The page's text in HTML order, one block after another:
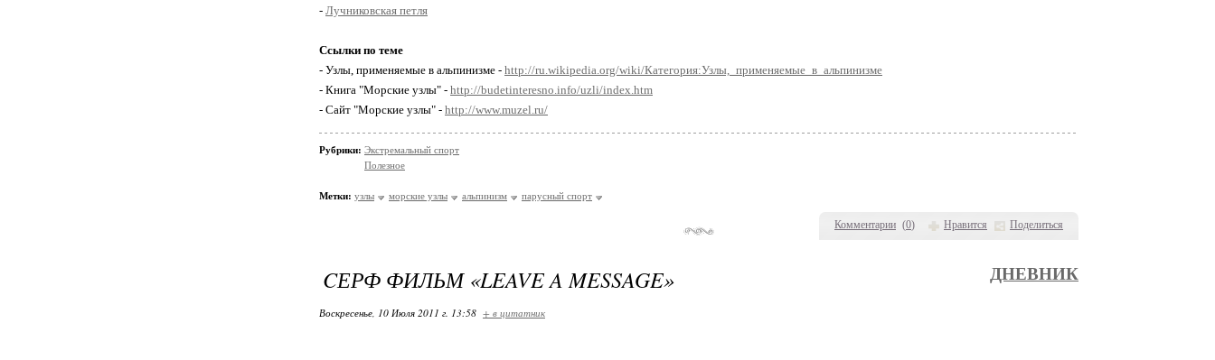
Комментарии (0) Нравится Поделиться
- Лучниковская петля
Ссылки по теме
- Узлы, применяемые в альпинизме - http://ru.wikipedia.org/wiki/Категория:Узлы,_применяемые_в_альпинизме
- Книга "Морские узлы" - http://budetinteresno.info/uzli/index.htm
- Сайт "Морские узлы" - http://www.muzel.ru/
Рубрики: Экстремальный спорт
Полезное
Метки: узлы морские узлы альпинизм парусный спорт
CЕРФ ФИЛЬМ «LEAVE A MESSAGE» ДНЕВНИК
Воскресенье, 10 Июля 2011 г. 13:58 + в цитатник